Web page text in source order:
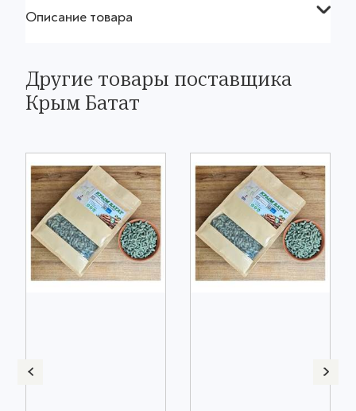
Описание товара
Другие товары поставщика
Крым Батат